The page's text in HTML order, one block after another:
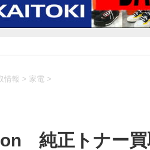
情報 > 家電 >
純正トナー買